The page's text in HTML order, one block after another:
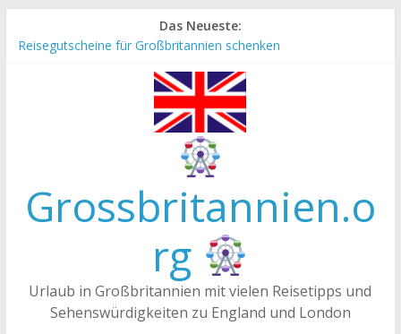
Inhalt
Das Neueste:
Reisegutscheine für Großbritannien schenken
Die Unterschiede zwischen Vereinigtes Königreich,
Großbritannien und England
Tea-Time – Was wird in Großbritannien getrunken?
Grossbritannien.o
rg
Urlaub in Großbritannien mit vielen Reisetipps und
Sehenswürdigkeiten zu England und London